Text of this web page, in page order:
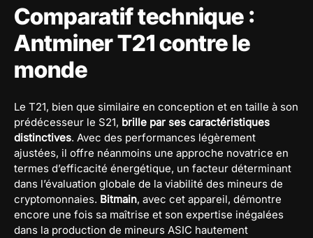
Comparatif technique :
Antminer T21 contre le
monde
Le T21, bien que similaire en conception et en taille à son
prédécesseur le S21, brille par ses caractéristiques
distinctives. Avec des performances légèrement
ajustées, il offre néanmoins une approche novatrice en
termes d’efficacité énergétique, un facteur déterminant
dans l’évaluation globale de la viabilité des mineurs de
cryptomonnaies. Bitmain, avec cet appareil, démontre
encore une fois sa maîtrise et son expertise inégalées
dans la production de mineurs ASIC hautement